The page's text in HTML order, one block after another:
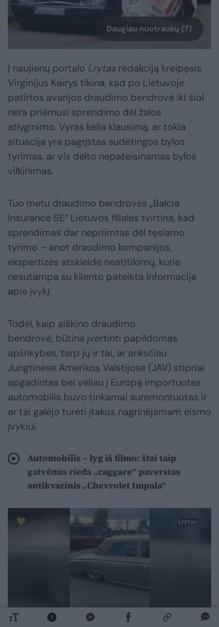
Daugiau nuotraukų (7)
Į naujienų portalo Lrytasredakciją kreipęsis
Virginijus Kairys tikina, kad po Lietuvoje
patirtos avarijos draudimo bendrovė iki šiol
nėra priėmusi sprendimo dėl žalos
atlyginimo. Vyras kelia klausimą, ar tokia
situacija yra pagrįstas sudėtingos bylos
tyrimas, ar vis dėlto nepateisinamas bylos
vilkinimas.
Tuo metu draudimo bendrovės „Balcia
Insurance SE“ Lietuvos filialas tvirtina, kad
sprendimas dar nepriimtas dėl tęsiamo
tyrimo – anot draudimo kompanijos,
ekspertizės atskleidė neatitikimų, kurie
nesutampa su kliento pateikta informacija
apie įvykį.
Todėl, kaip aiškino draudimo
bendrovė, būtina įvertinti papildomas
aplinkybes, tarp jų ir tai, ar anksčiau
Jungtinėse Amerikos Valstijose (JAV) stipriai
apgadintas bei vėliau į Europą importuotas
automobilis buvo tinkamai suremontuotas ir
ar tai galėjo turėti įtakos nagrinėjamam eismo
įvykiui.
Automobilis – lyg iš filmo: štai taip
gatvėmis rieda „raggare“ paverstas
antikvarinis „Chevrolet Impala“